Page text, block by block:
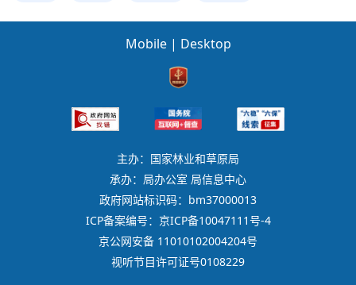
Mobile | Desktop
主办：国家林业和草原局
承办：局办公室 局信息中心
政府网站标识码：bm37000013
ICP备案编号：京ICP备10047111号-4
京公网安备 11010102004204号
视听节目许可证号0108229